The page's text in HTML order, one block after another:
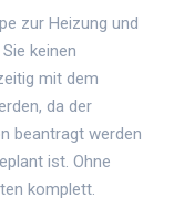
zur Heizung und
keinen
mit dem
da der
beantragt werden
ist. Ohne
komplett.